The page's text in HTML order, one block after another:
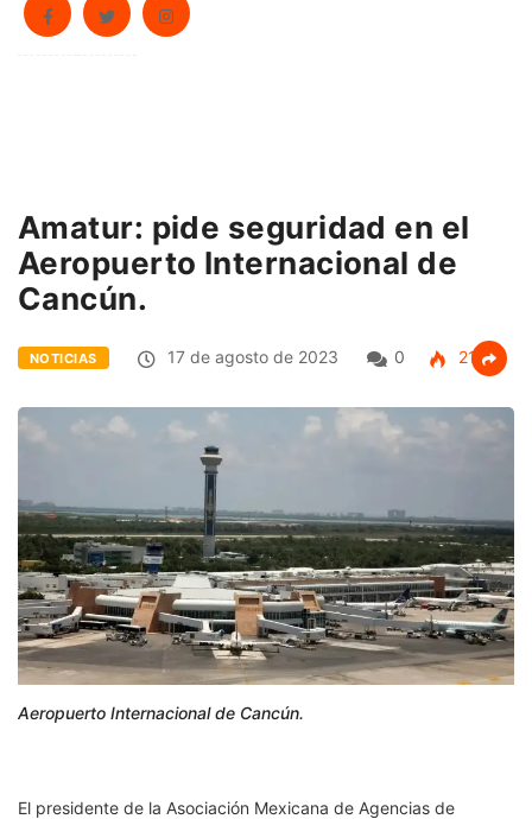
Amatur: pide seguridad en el
Aeropuerto Internacional de
Cancún.
NOTICIAS 17 de agosto de 2023 0 212
Aeropuerto Internacional de Cancún.
El presidente de la Asociación Mexicana de Agencias de